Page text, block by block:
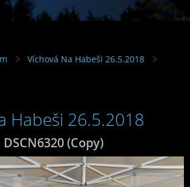
Víchová Na Habeši 26.5.2018
Habeši 26.5.2018
DSCN6320 (Copy)